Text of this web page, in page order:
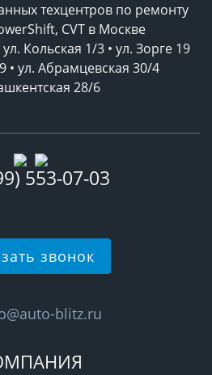
техцентров по ремонту
CVT в Москве
Кольская 1/3 • ул. Зорге 19
• ул. Абрамцевская 30/4
28/6
553-07-03
звонок
blitz.ru